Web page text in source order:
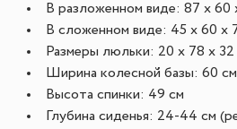
В разложенном виде: 87 x 60
В сложенном виде: 45 x 60 x
Размеры люльки: 20 x 78 x 32
Ширина колесной базы: 60 см
Высота спинки: 49 см
Глубина сиденья: 24-44 см